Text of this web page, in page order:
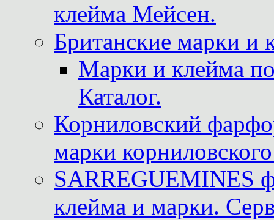
клейма Мейсен.
Британские марки и
Марки и клейма
Каталог.
Корниловский
марки
SARREGUEMINES
клейма и марки.